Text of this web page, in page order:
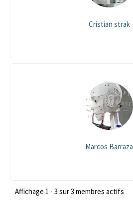
Cristian strak
Marcos Barraza
Affichage 1 - 3 sur 3 membres actifs